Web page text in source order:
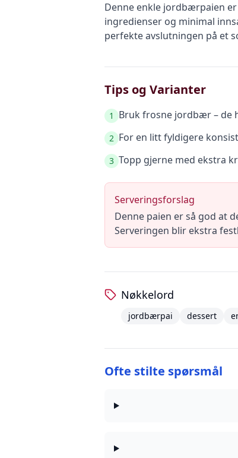
Denne enkle jordbærpaien
ingredienser og minimal
perfekte avslutningen på et
Tips og Varianter
1 Bruk frosne jordbær – de
2 For en litt fyldigere
3 Topp gjerne med ekstra
Serveringsforslag
Denne paien er så god at
Serveringen blir ekstra
Nøkkelord
jordbærpai dessert
Ofte stilte spørsmål